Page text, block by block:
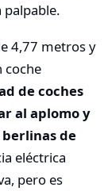
palpable.
4,77 metros y
coche
de coches
al aplomo y
de
eléctrica
pero es